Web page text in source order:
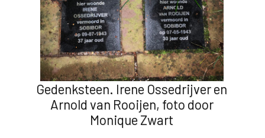
Gedenksteen. Irene Ossedrijver en
Arnold van Rooijen, foto door
Monique Zwart